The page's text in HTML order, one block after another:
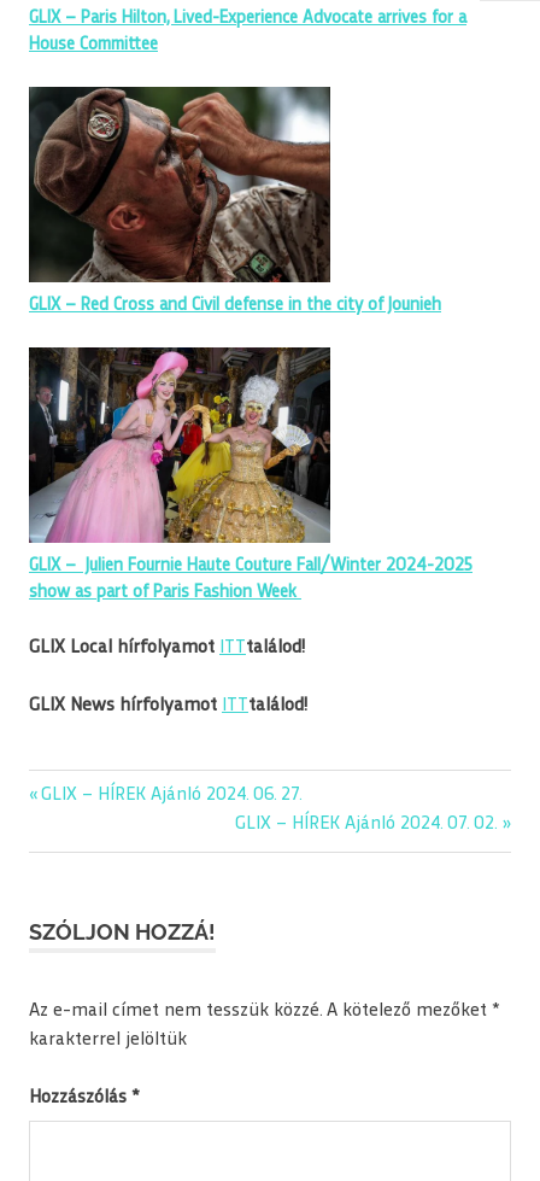
GLIX – Paris Hilton, Lived-Experience Advocate arrives for a
House Committee
GLIX – Red Cross and Civil defense in the city of Jounieh
GLIX – Julien Fournie Haute Couture Fall/Winter 2024-2025
show as part of Paris Fashion Week
GLIX Local hírfolyamot találod!
GLIX News hírfolyamot találod!
editorial
kép
Bejegyzés
navigáció
Previous
GLIX – HÍREK Ajánló 2024. 06. 27.
Next
Post:
GLIX – HÍREK Ajánló 2024. 07. 02.
SZÓLJON HOZZÁ!
Az e-mail címet nem tesszük közzé. A kötelező mezőket *
karakterrel jelöltük
Hozzászólás *